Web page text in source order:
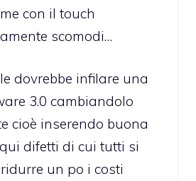
con il touch
scomodi…
dovrebbe infilare una
3.0 cambiandolo
cioè inserendo buona
difetti di cui tutti si
un po i costi